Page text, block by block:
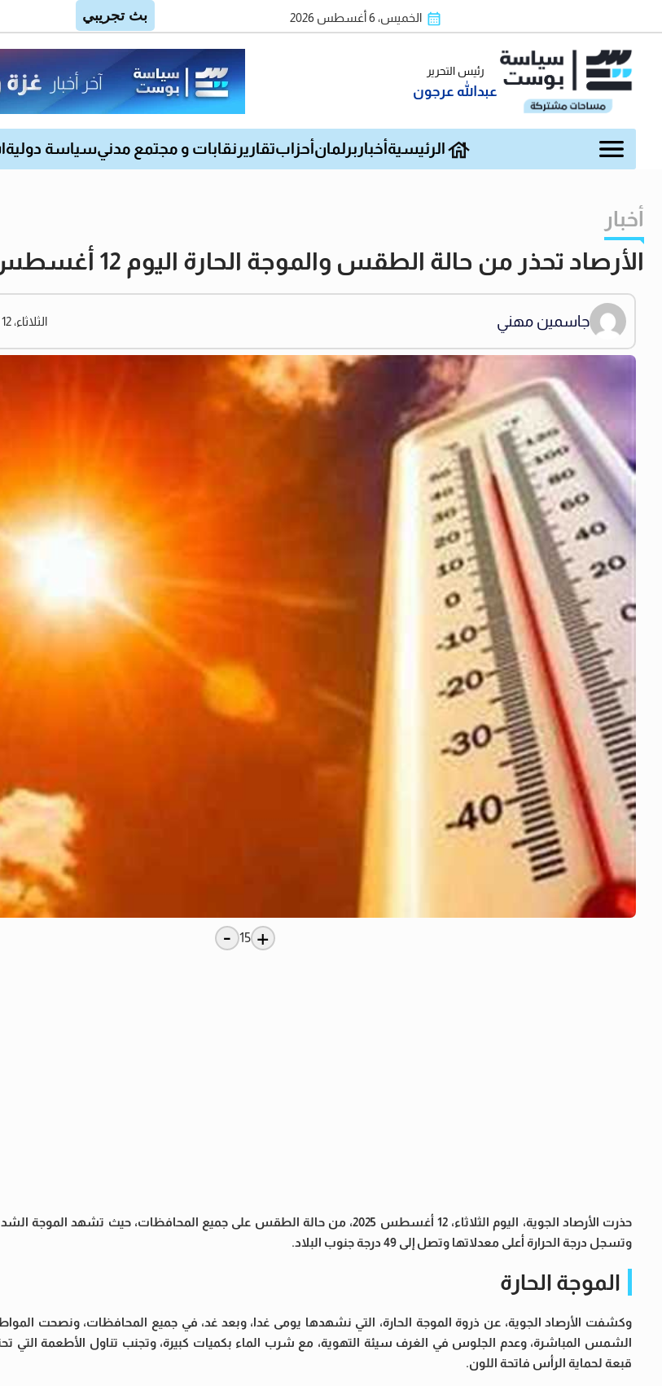
الخميس، 6 أغسطس 2026
رئيس التحرير
عبدالله عرجون
الرئيسية أخبار برلمان أحزابتقارير نقابات و مجتمع مدنيسياسة دولية
أخبار
الأرصاد تحذر من حالة الطقس والموجة الحارة اليوم 12 أغسطس 2025
جاسمين مهني الثلاثاء، 12 أغسطس 2025 05:26 صباحًا
+
15
-
حذرت الأرصاد الجوية، اليوم الثلاثاء، 12 أغسطس 2025، من حالة الطقس على جميع المحافظات، حيث تشهد
وتسجل درجة الحرارة أعلى معدلاتها وتصل إلى 49 درجة جنوب البلاد.
الموجة الحارة
وكشفت الأرصاد الجوية، عن ذروة الموجة الحارة، التي نشهدها يومى غدا، وبعد غد، في جميع المحافظات، ونصحت
الشمس المباشرة، وعدم الجلوس في الغرف سيئة التهوية، مع شرب الماء بكميات كبيرة، وتجنب تناول الأطعمة التي
قبعة لحماية الرأس فاتحة اللون.